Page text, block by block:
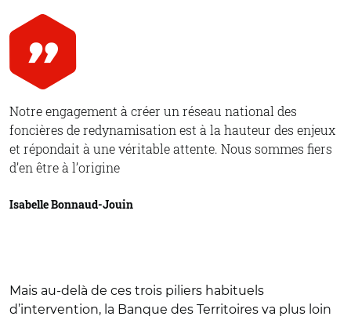
Notre engagement à créer un réseau national des
foncières de redynamisation est à la hauteur des enjeux
et répondait à une véritable attente. Nous sommes fiers
d’en être à l’origine
Isabelle Bonnaud-Jouin
Mais au-delà de ces trois piliers habituels
d’intervention, la Banque des Territoires va plus loin